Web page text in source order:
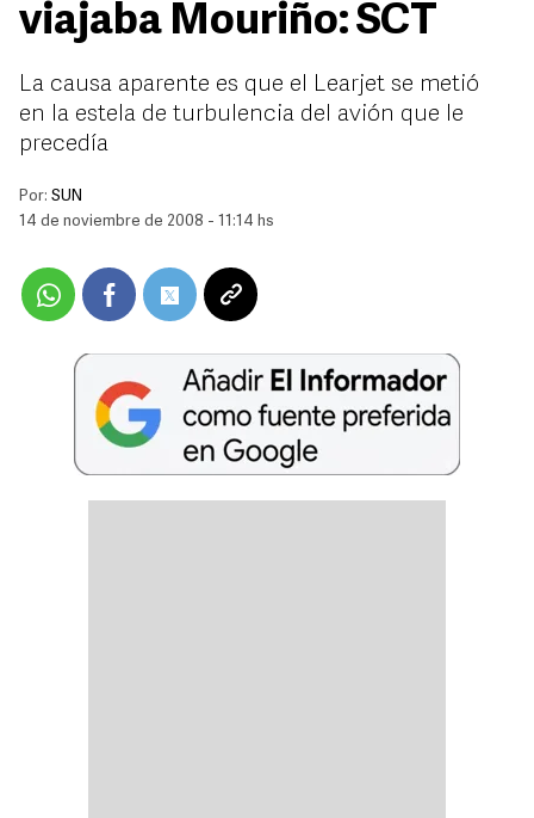
viajaba Mouriño: SCT
La causa aparente es que el Learjet se metió
en la estela de turbulencia del avión que le
precedía
Por: SUN
14 de noviembre de 2008 - 11:14 hs